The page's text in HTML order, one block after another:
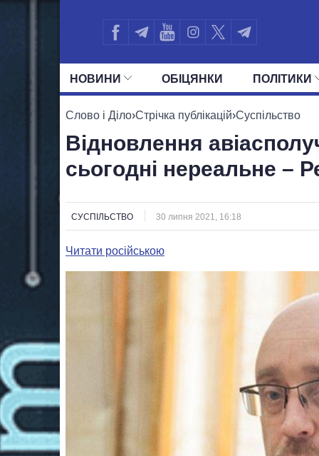
НОВИНИ ОБIЦЯНКИ ПОЛIТИКИ
УСІ ПОЛІТИКИ ПРЕЗИДЕНТ І
Слово і Діло›Стрічка публікацій›Суспільство
Відновлення
сьогодні нереальне –
СУСПІЛЬСТВО 30 липня 2021, 16:18
Читати російською